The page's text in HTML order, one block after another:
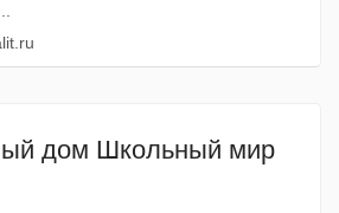
дом Школьный мир